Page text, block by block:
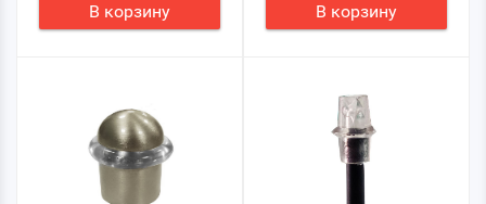
В корзину
В корзину